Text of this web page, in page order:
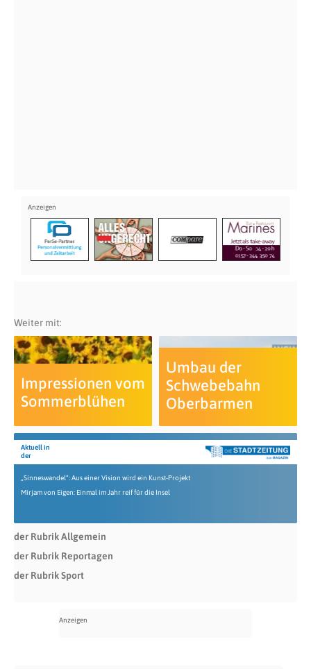
Weiter mit:
Impressionen vom
Sommerblühen
Umbau der
Schwebebahn
Oberbarmen
Aktuell in
der
„Sinneswandel“: Aus einer Vision wird ein Kunst-Projekt
Mirjam von Eigen: Einmal im Jahr reif für die Insel
der Rubrik Allgemein
der Rubrik Reportagen
der Rubrik Sport